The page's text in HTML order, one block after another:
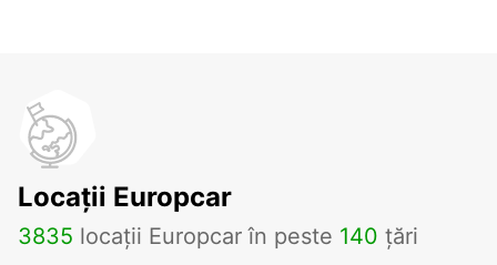
Locații Europcar
3835 locații Europcar în peste 140 țări